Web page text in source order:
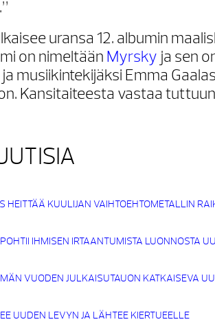
uransa 12. albumin
on nimeltään Myrsky ja sen
musiikintekijäksi Emma
Kansitaiteesta vastaa
HEITTÄÄ KUULIJAN VAIHTOEHTOMETALLIN
IHMISEN IRTAANTUMISTA LUONNOSTA
VUODEN JULKAISUTAUON KATKAISEVA
UUDEN LEVYN JA LÄHTEE KIERTUEELLE